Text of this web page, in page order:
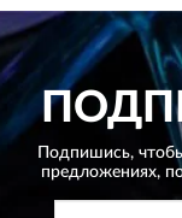
Подпишись,
предложениях,